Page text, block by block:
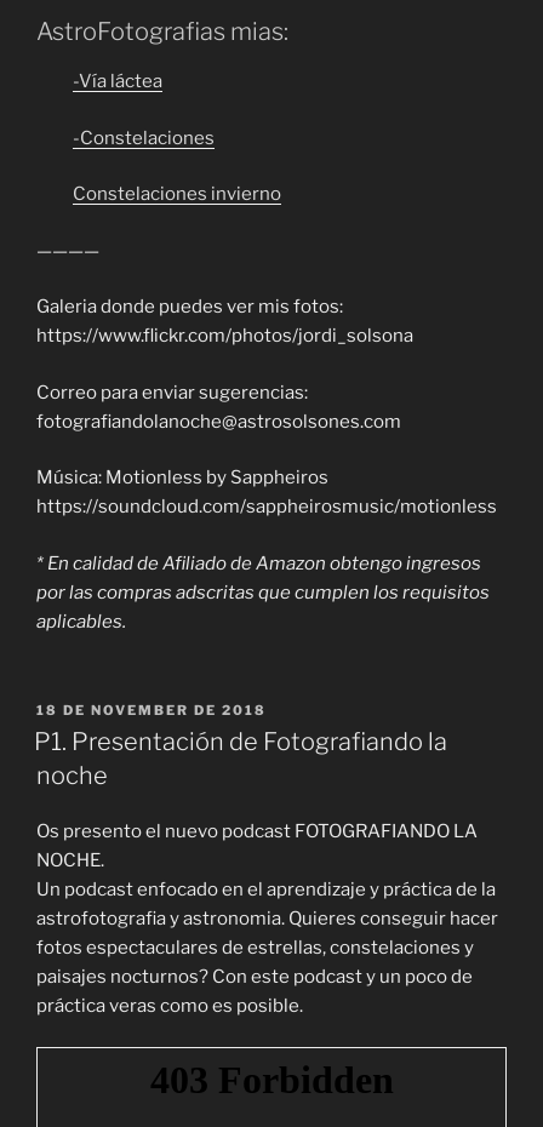
AstroFotografias mias:
-Vía láctea
-Constelaciones
Constelaciones invierno
————
Galeria donde puedes ver mis fotos:
https://www.flickr.com/photos/jordi_solsona
Correo para enviar sugerencias:
fotografiandolanoche@astrosolsones.com
Música: Motionless by Sappheiros
https://soundcloud.com/sappheirosmusic/motionless
* En calidad de Afiliado de Amazon obtengo ingresos
por las compras adscritas que cumplen los requisitos
aplicables.
POSTED
ON
18 DE NOVEMBER DE 2018
P1. Presentación de Fotografiando la
noche
Os presento el nuevo podcast FOTOGRAFIANDO LA
NOCHE.
Un podcast enfocado en el aprendizaje y práctica de la
astrofotografia y astronomia. Quieres conseguir hacer
fotos espectaculares de estrellas, constelaciones y
paisajes nocturnos? Con este podcast y un poco de
práctica veras como es posible.